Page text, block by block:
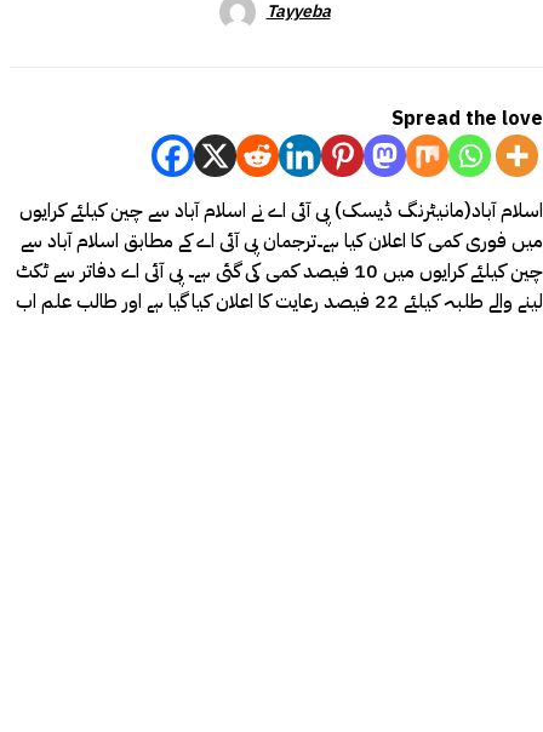
Tayyeba
Spread the love
اسلام آباد(مانیٹرنگ ڈیسک) پی آئی اے نے اسلام آباد سے چین کیلئے کرایوں
میں فوری کمی کا اعلان کیا ہے۔ترجمان پی آئی اے کے مطابق اسلام آباد سے
چین کیلئے کرایوں میں 10 فیصد کمی کی گئی ہے۔ پی آئی اے دفاتر سے ٹکٹ
لینے والے طلبہ کیلئے 22 فیصد رعایت کا اعلان کیا گیا ہے اور طالب علم اب